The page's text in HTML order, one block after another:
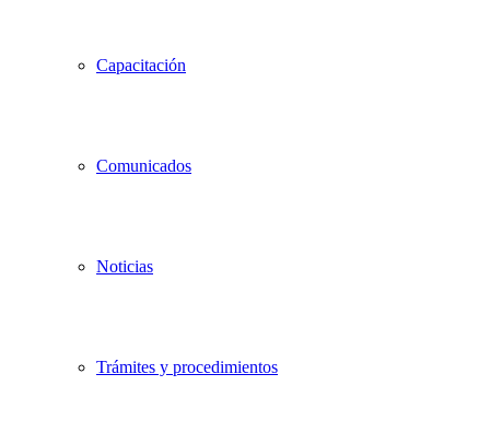
Capacitación
Comunicados
Noticias
Trámites y procedimientos